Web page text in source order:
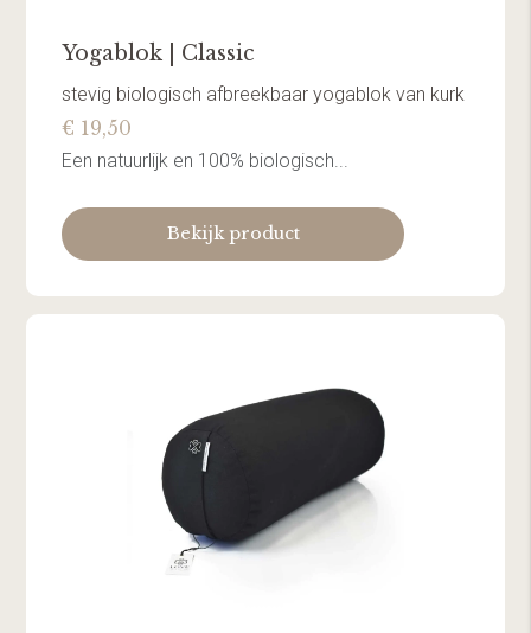
Yogablok | Classic
stevig biologisch afbreekbaar yogablok van kurk
€ 19,50
Een natuurlijk en 100% biologisch...
Bekijk product